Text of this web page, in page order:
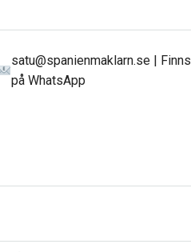
satu@spanienmaklarn.se | Finns
på WhatsApp